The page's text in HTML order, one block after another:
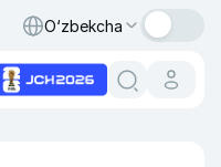
O‘zbekcha